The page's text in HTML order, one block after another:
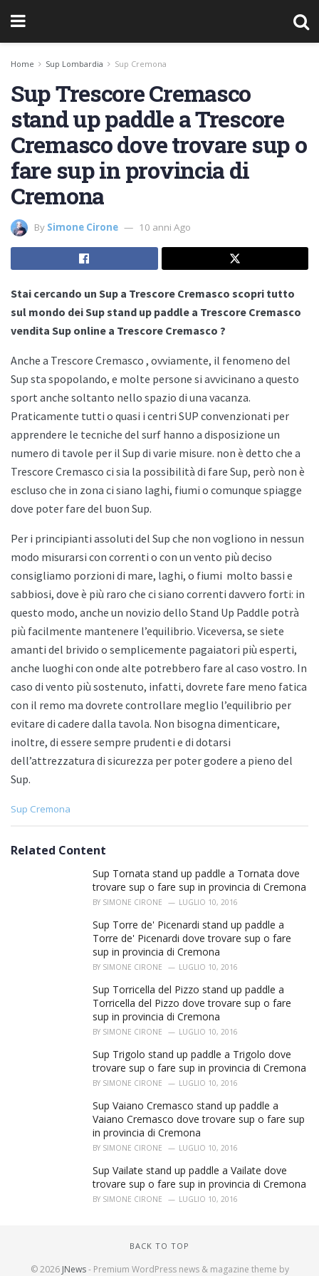
Home Sup Lombardia Sup Cremona
Sup Trescore Cremasco
stand up paddle a Trescore
Cremasco dove trovare sup o
fare sup in provincia di
Cremona
By Simone Cirone 10 anni Ago
Stai cercando un Sup a Trescore Cremasco scopri tutto
sul mondo dei Sup stand up paddle a Trescore Cremasco
vendita Sup online a Trescore Cremasco ?
Anche a Trescore Cremasco , ovviamente, il fenomeno del
Sup sta spopolando, e molte persone si avvicinano a questo
sport anche soltanto nello spazio di una vacanza.
Praticamente tutti o quasi i centri SUP convenzionati per
apprendere le tecniche del surf hanno a disposizione un
numero di tavole per il Sup di varie misure. non è detto che a
Trescore Cremasco ci sia la possibilità di fare Sup, però non è
escluso che in zona ci siano laghi, fiumi o comunque spiagge
dove poter fare del buon Sup.
Per i principianti assoluti del Sup che non vogliono in nessun
modo misurarsi con correnti o con un vento più deciso
consigliamo porzioni di mare, laghi, o fiumi molto bassi e
sabbiosi, dove è più raro che ci siano correnti davvero forti: in
questo modo, anche un novizio dello Stand Up Paddle potrà
più facilmente mantenere l’equilibrio. Viceversa, se siete
amanti del brivido o semplicemente pagaiatori più esperti,
anche luoghi con onde alte potrebbero fare al caso vostro. In
caso di vento più sostenuto, infatti, dovrete fare meno fatica
con il remo ma dovrete controllare meglio l’equilibrio per
evitare di cadere dalla tavola. Non bisogna dimenticare,
inoltre, di essere sempre prudenti e di dotarsi
dell’attrezzatura di sicurezza per poter godere a pieno del
Sup.
C
e
Sup Cremona
Related Content
Sup Tornata stand up paddle a Tornata dove
trovare sup o fare sup in provincia di Cremona
BY SIMONE CIRONE LUGLIO 10, 2016
Sup Torre de' Picenardi stand up paddle a
Torre de' Picenardi dove trovare sup o fare
sup in provincia di Cremona
BY SIMONE CIRONE LUGLIO 10, 2016
Sup Torricella del Pizzo stand up paddle a
Torricella del Pizzo dove trovare sup o fare
sup in provincia di Cremona
BY SIMONE CIRONE LUGLIO 10, 2016
Sup Trigolo stand up paddle a Trigolo dove
trovare sup o fare sup in provincia di Cremona
BY SIMONE CIRONE LUGLIO 10, 2016
Sup Vaiano Cremasco stand up paddle a
Vaiano Cremasco dove trovare sup o fare sup
in provincia di Cremona
BY SIMONE CIRONE LUGLIO 10, 2016
Sup Vailate stand up paddle a Vailate dove
trovare sup o fare sup in provincia di Cremona
BY SIMONE CIRONE LUGLIO 10, 2016
BACK TO TOP
© 2026 JNews- Premium WordPress news & magazine theme by